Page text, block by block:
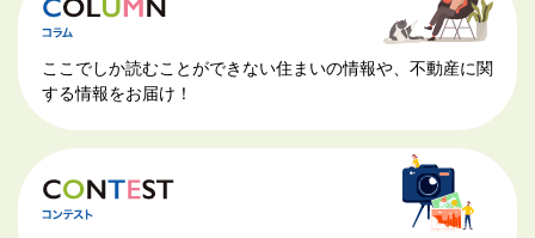
ここでしか読むことができない住まいの情報や、不動産に関
する情報をお届け！